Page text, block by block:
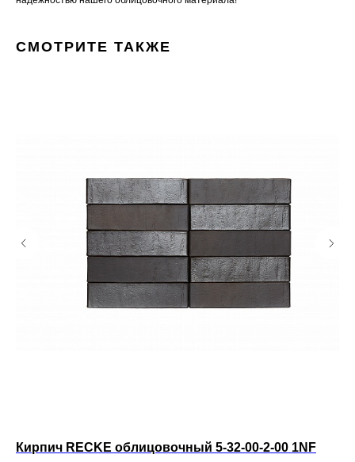
СМОТРИТЕ ТАКЖЕ
Кирпич RECKE облицовочный 5-32-00-2-00 1NF